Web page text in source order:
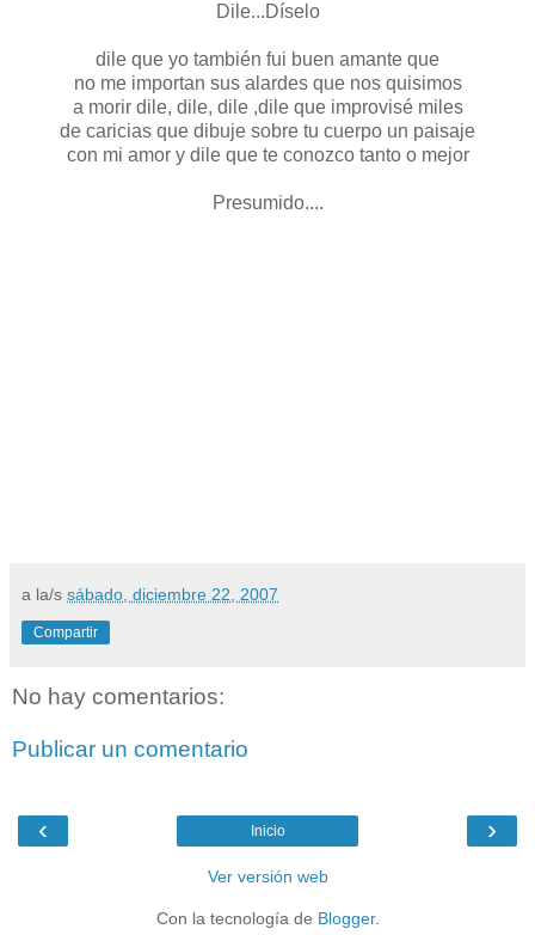
Dile...Díselo
dile que yo también fui buen amante que
no me importan sus alardes que nos quisimos
a morir dile, dile, dile ,dile que improvisé miles
de caricias que dibuje sobre tu cuerpo un paisaje
con mi amor y dile que te conozco tanto o mejor
Presumido....
a la/s sábado, diciembre 22, 2007
Compartir
No hay comentarios:
Publicar un comentario
‹ ›
Inicio
Ver versión web
Con la tecnología de Blogger.